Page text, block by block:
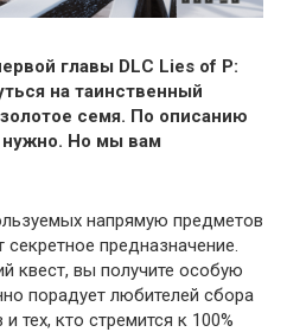
главы DLC Lies of P:
на таинственный
семя. По описанию
нужно. Но мы вам
напрямую предметов
предназначение.
квест, вы получите особую
порадует любителей сбора
тех, кто стремится к 100%